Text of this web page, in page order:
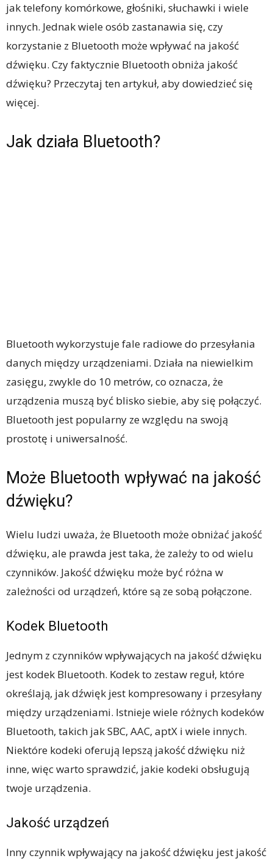
jak telefony komórkowe, głośniki, słuchawki i wiele
innych. Jednak wiele osób zastanawia się, czy
korzystanie z Bluetooth może wpływać na jakość
dźwięku. Czy faktycznie Bluetooth obniża jakość
dźwięku? Przeczytaj ten artykuł, aby dowiedzieć się
więcej.
Jak działa Bluetooth?
Bluetooth wykorzystuje fale radiowe do przesyłania
danych między urządzeniami. Działa na niewielkim
zasięgu, zwykle do 10 metrów, co oznacza, że ​​
urządzenia muszą być blisko siebie, aby się połączyć.
Bluetooth jest popularny ze względu na swoją
prostotę i uniwersalność.
Może Bluetooth wpływać na jakość
dźwięku?
Wielu ludzi uważa, że ​​Bluetooth może obniżać jakość
dźwięku, ale prawda jest taka, że ​​zależy to od wielu
czynników. Jakość dźwięku może być różna w
zależności od urządzeń, które są ze sobą połączone.
Kodek Bluetooth
Jednym z czynników wpływających na jakość dźwięku
jest kodek Bluetooth. Kodek to zestaw reguł, które
określają, jak dźwięk jest kompresowany i przesyłany
między urządzeniami. Istnieje wiele różnych kodeków
Bluetooth, takich jak SBC, AAC, aptX i wiele innych.
Niektóre kodeki oferują lepszą jakość dźwięku niż
inne, więc warto sprawdzić, jakie kodeki obsługują
twoje urządzenia.
Jakość urządzeń
Inny czynnik wpływający na jakość dźwięku jest jakość